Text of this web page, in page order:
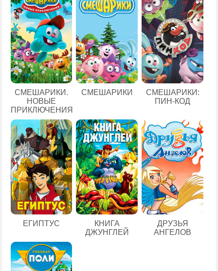
СМЕШАРИКИ.
НОВЫЕ
ПРИКЛЮЧЕНИЯ
СМЕШАРИКИ
СМЕШАРИКИ:
ПИН-КОД
ЕГИПТУС
КНИГА
ДЖУНГЛЕЙ
ДРУЗЬЯ
АНГЕЛОВ